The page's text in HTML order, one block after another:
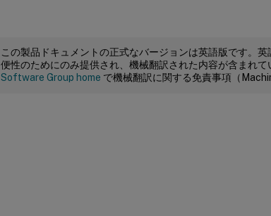
この製品ドキュメントの正式なバージョンは英語版です。
便性のためにのみ提供され、機械翻訳された内容が含まれて
Software Group home で機械翻訳に関する免責事項（